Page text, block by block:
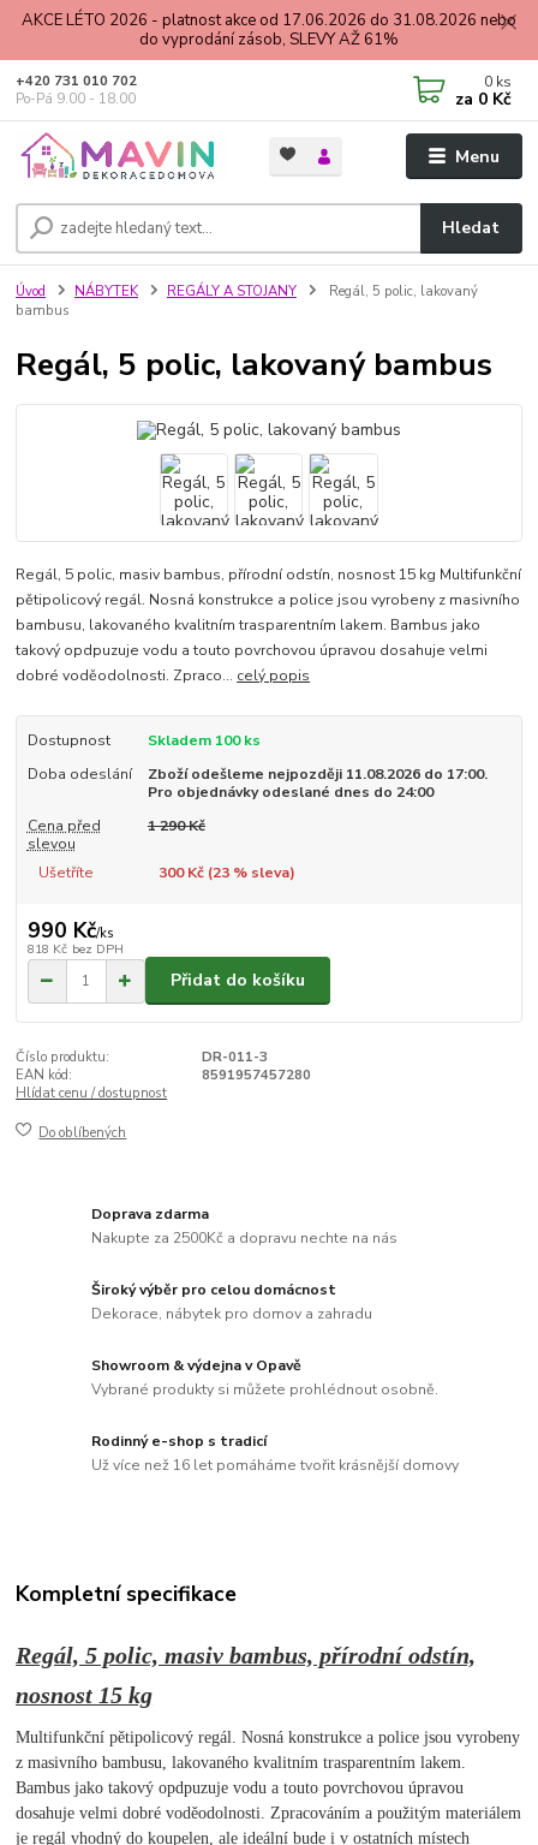
AKCE LÉTO 2026 - platnost akce od 17.06.2026 do 31.08.2026 nebo
do vyprodání zásob, SLEVY AŽ 61%
Menu
Hledat
+420 731 010 702
Po-Pá 9.00 - 18.00
0 ks
za 0 Kč
Úvod NÁBYTEK REGÁLY A STOJANY
Regál, 5 polic, lakovaný
bambus
Regál, 5 polic, lakovaný bambus
Regál, 5 polic, masiv bambus, přírodní odstín, nosnost 15 kg Multifunkční
pětipolicový regál. Nosná konstrukce a police jsou vyrobeny z masivního
bambusu, lakovaného kvalitním trasparentním lakem. Bambus jako
takový opdpuzuje vodu a touto povrchovou úpravou dosahuje velmi
dobré voděodolnosti. Zpraco... celý popis
Dostupnost
Skladem 100 ks
Doba odeslání
Zboží odešleme nejpozději 11.08.2026 do 17:00.
Pro objednávky odeslané dnes do 24:00
Cena před
slevou
1 290 Kč
Ušetříte 300 Kč (23% sleva)
990 Kč/ks
818 Kč bez DPH
Přidat do košíku
Číslo produktu:
DR-011-3
EAN kód:
8591957457280
Hlídat cenu / dostupnost
Do oblíbených
Doprava zdarma
Nakupte za 2500Kč a dopravu nechte na nás
Široký výběr pro celou domácnost
Dekorace, nábytek pro domov a zahradu
Showroom & výdejna v Opavě
Vybrané produkty si můžete prohlédnout osobně.
Rodinný e-shop s tradicí
Už více než 16 let pomáháme tvořit krásnější domovy
Kompletní specifikace
Regál, 5 polic, masiv bambus, přírodní odstín,
nosnost 15 kg
Multifunkční pětipolicový regál. Nosná konstrukce a police jsou vyrobeny
z masivního bambusu, lakovaného kvalitním trasparentním lakem.
Bambus jako takový opdpuzuje vodu a touto povrchovou úpravou
dosahuje velmi dobré voděodolnosti. Zpracováním a použitým materiálem
je regál vhodný do koupelen, ale ideální bude i v ostatních místech